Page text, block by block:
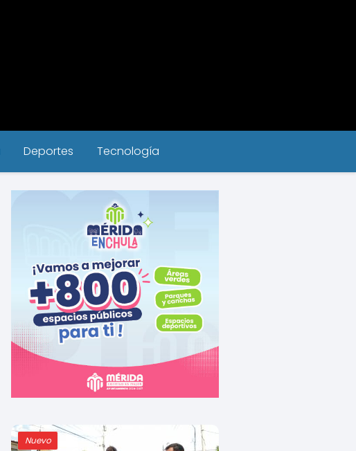
Deportes Tecnología
Nuevo